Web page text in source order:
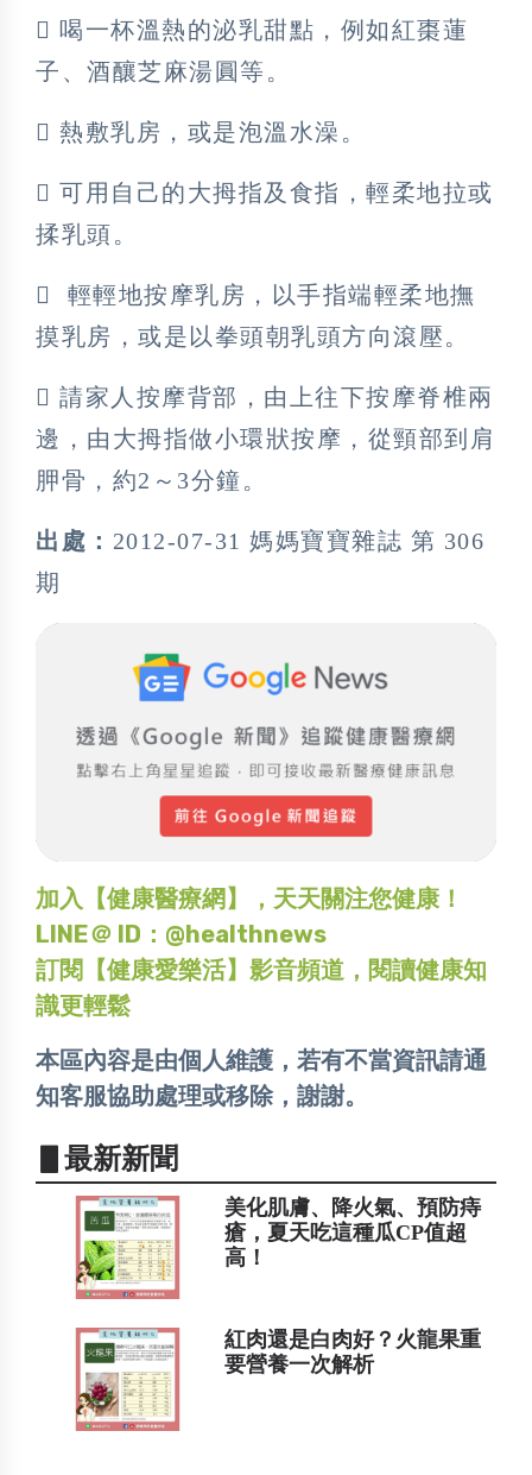
 喝一杯溫熱的泌乳甜點，例如紅棗蓮
子、酒釀芝麻湯圓等。
 熱敷乳房，或是泡溫水澡。
 可用自己的大拇指及食指，輕柔地拉或
揉乳頭。
 輕輕地按摩乳房，以手指端輕柔地撫
摸乳房，或是以拳頭朝乳頭方向滾壓。
 請家人按摩背部，由上往下按摩脊椎兩
邊，由大拇指做小環狀按摩，從頸部到肩
胛骨，約2～3分鐘。
出處： 2012-07-31 媽媽寶寶雜誌 第 306
期
加入【健康醫療網】，天天關注您健康！
LINE＠ ID：@healthnews
訂閱【健康愛樂活】影音頻道，閱讀健康知
識更輕鬆
本區內容是由個人維護，若有不當資訊請通
知客服協助處理或移除，謝謝。
▋最新新聞
美化肌膚、降火氣、預防痔
瘡，夏天吃這種瓜CP值超
高！
紅肉還是白肉好？火龍果重
要營養一次解析